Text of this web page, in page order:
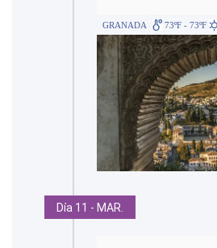
GRANADA 73ºF - 73ºF
Día 11 - MAR.